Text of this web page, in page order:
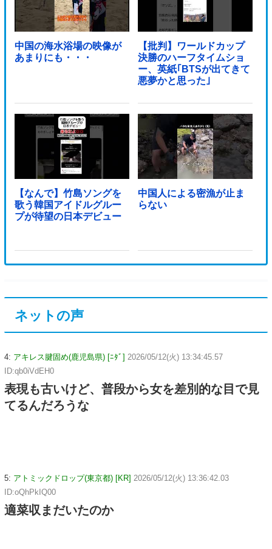
中国の海水浴場の映像が
あまりにも・・・
【批判】ワールドカップ
決勝のハーフタイムショ
ー、英紙｢BTSが出てきて
悪夢かと思った｣
【なんで】竹島ソングを
歌う韓国アイドルグルー
プが待望の日本デビュー
中国人による密漁が止ま
らない
ネットの声
4: アキレス腱固め(鹿児島県) [ﾆﾀﾞ] 2026/05/12(火) 13:34:45.57
ID:qb0iVdEH0
表現も古いけど、普段から女を差別的な目で見
てるんだろうな
5: アトミックドロップ(東京都) [KR] 2026/05/12(火) 13:36:42.03
ID:oQhPkIQ00
適菜収まだいたのか